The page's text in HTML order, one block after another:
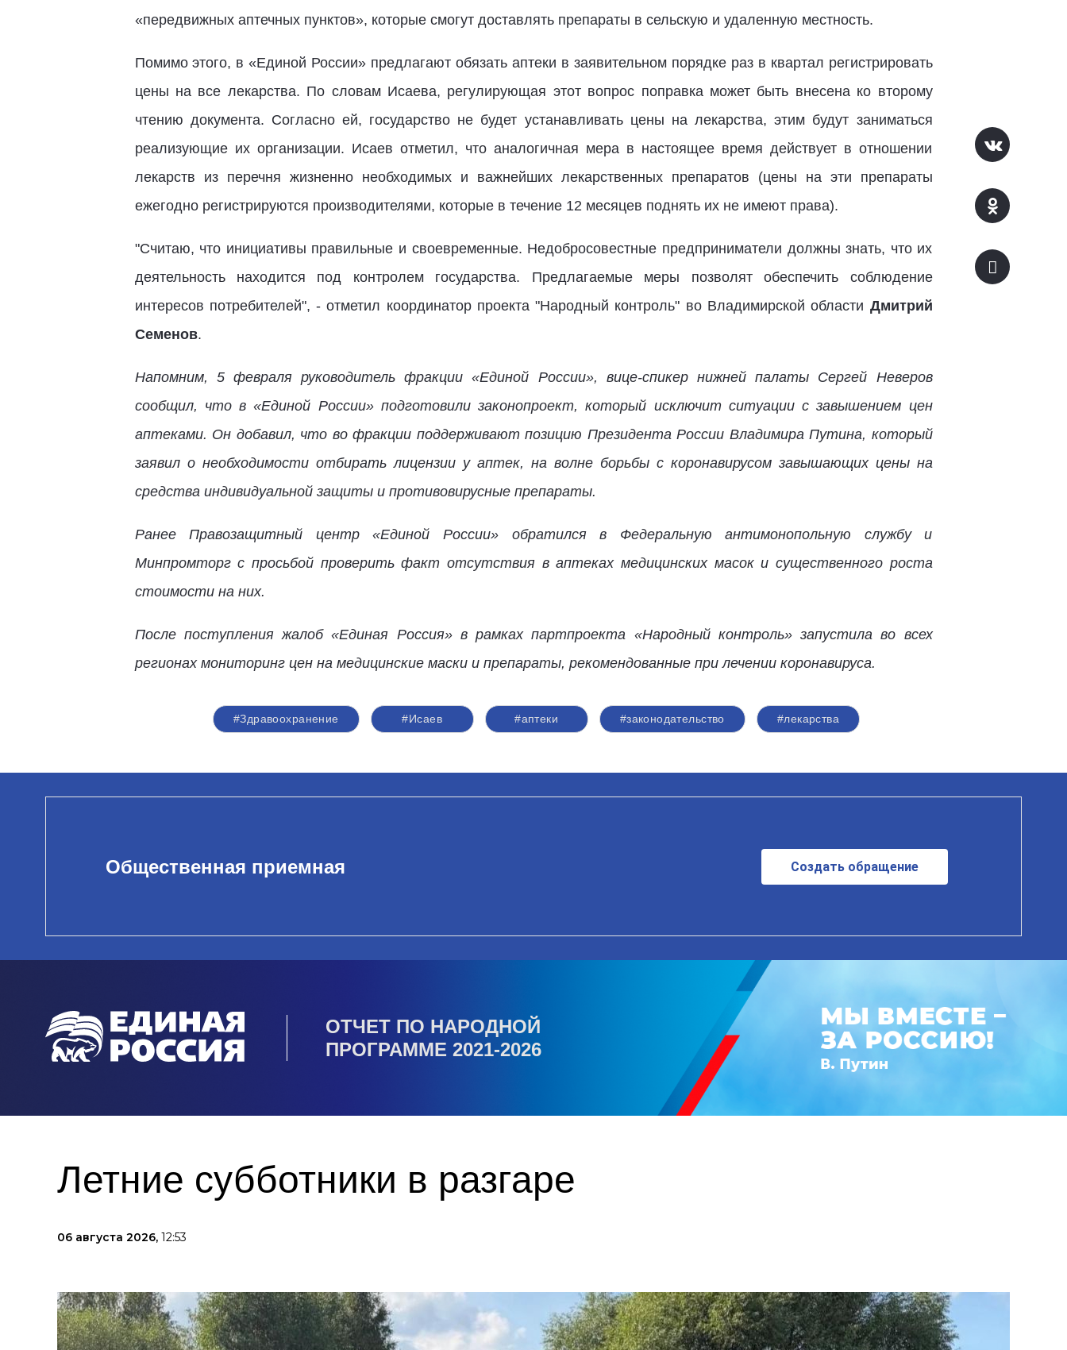
«передвижных аптечных пунктов», которые смогут доставлять препараты в сельскую и удаленную местность.
Помимо этого, в «Единой России» предлагают обязать аптеки в заявительном порядке раз в квартал регистрировать
цены на все лекарства. По словам Исаева, регулирующая этот вопрос поправка может быть внесена ко второму
чтению документа. Согласно ей, государство не будет устанавливать цены на лекарства, этим будут заниматься
реализующие их организации. Исаев отметил, что аналогичная мера в настоящее время действует в отношении
лекарств из перечня жизненно необходимых и важнейших лекарственных препаратов (цены на эти препараты
ежегодно регистрируются производителями, которые в течение 12 месяцев поднять их не имеют права).
"Считаю, что инициативы правильные и своевременные. Недобросовестные предприниматели должны знать, что их
деятельность находится под контролем государства. Предлагаемые меры позволят обеспечить соблюдение
интересов потребителей", - отметил координатор проекта "Народный контроль" во Владимирской области Дмитрий
Семенов.
Напомним, 5 февраля руководитель фракции «Единой России», вице-спикер нижней палаты Сергей Неверов
сообщил, что в «Единой России» подготовили законопроект, который исключит ситуации с завышением цен
аптеками. Он добавил, что во фракции поддерживают позицию Президента России Владимира Путина, который
заявил о необходимости отбирать лицензии у аптек, на волне борьбы с коронавирусом завышающих цены на
средства индивидуальной защиты и противовирусные препараты.
Ранее Правозащитный центр «Единой России» обратился в Федеральную антимонопольную службу и
Минпромторг с просьбой проверить факт отсутствия в аптеках медицинских масок и существенного роста
стоимости на них.
После поступления жалоб «Единая Россия» в рамках партпроекта «Народный контроль» запустила во всех
регионах мониторинг цен на медицинские маски и препараты, рекомендованные при лечении коронавируса.
#Здравоохранение #Исаев #аптеки #законодательство #лекарства
Общественная приемная Создать обращение
ОТЧЕТ ПО НАРОДНОЙ
ПРОГРАММЕ 2021-2026
Летние субботники в разгаре
06 августа 2026, 12:53